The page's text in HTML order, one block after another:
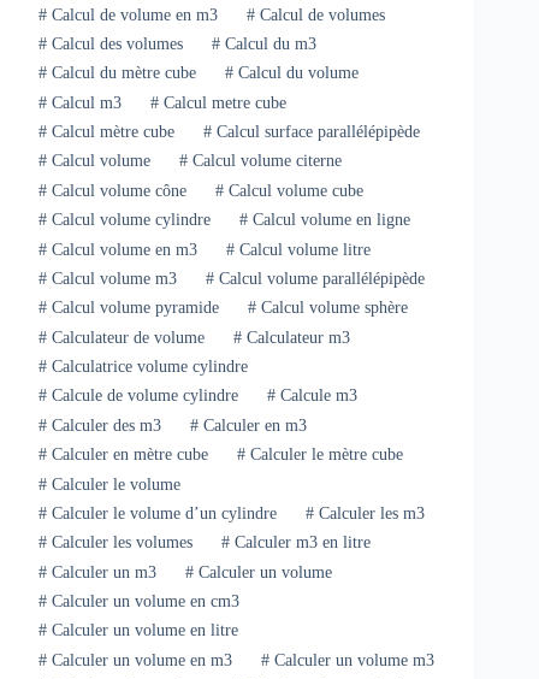
#Calcul de volume en m3 #Calcul de volumes
#Calcul des volumes #Calcul du m3
#Calcul du mètre cube #Calcul du volume
#Calcul m3 #Calcul metre cube
#Calcul mètre cube #Calcul surface parallélépipède
#Calcul volume #Calcul volume citerne
#Calcul volume cône #Calcul volume cube
#Calcul volume cylindre #Calcul volume en ligne
#Calcul volume en m3 #Calcul volume litre
#Calcul volume m3 #Calcul volume parallélépipède
#Calcul volume pyramide #Calcul volume sphère
#Calculateur de volume #Calculateur m3
#Calculatrice volume cylindre
#Calcule de volume cylindre #Calcule m3
#Calculer des m3 #Calculer en m3
#Calculer en mètre cube #Calculer le mètre cube
#Calculer le volume
#Calculer le volume d’un cylindre #Calculer les m3
#Calculer les volumes #Calculer m3 en litre
#Calculer un m3 #Calculer un volume
#Calculer un volume en cm3
#Calculer un volume en litre
#Calculer un volume en m3 #Calculer un volume m3